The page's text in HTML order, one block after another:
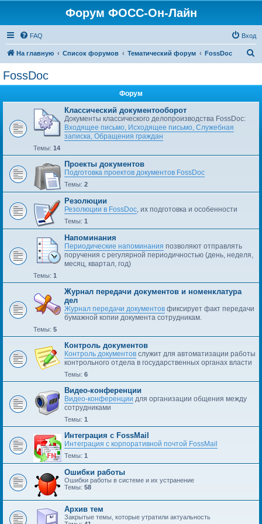
Форум ФОСС-Он-Лайн
FAQ Вход
На главную Список форумов Тематический форум FossDoc
FossDoc
Форум
Классический документооборот
Документы классического делопроизводства FossDoc:
Входящее письмо, Исходящее письмо, Служебная
записка, Обращения граждан
Темы: 14
Проекты документов
Подготовка проектов документов FossDoc
Темы: 2
Резолюции
Резолюции в FossDoc, их подготовка и особенности
Темы: 1
Напоминания
Периодические напоминания позволяют отправлять
поручения с регулярной периодичностью (день, неделя,
месяц, квартал, год)
Темы: 1
Журнал передачи документов и номенклатура
дел
Журнал передачи документов фиксирует факт передачи
бумажной копии документа сотрудникам.
Темы: 5
Контроль документов
Контроль документов служит для автоматизации работы
контрольного отдела в государственных органах власти
Темы: 6
Видео-конференции
Видео-конференции для организации общения между
сотрудниками
Темы: 1
Интеграция с FossMail
Интеграция с корпоративной почтой FossMail
Темы: 1
Ошибки работы
Ошибки работы в системе и их устранение
Темы: 58
Архив тем
Закрытые темы, которые утратили актуальность